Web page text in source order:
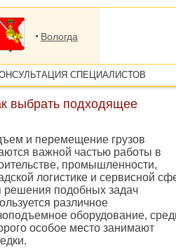
Вологда
СПЕЦИАЛИСТОВ
выбрать подходящее
и перемещение грузов
важной частью работы в
промышленности,
логистике и сервисной
решения подобных задач
различное
оборудование,
особое место занимают